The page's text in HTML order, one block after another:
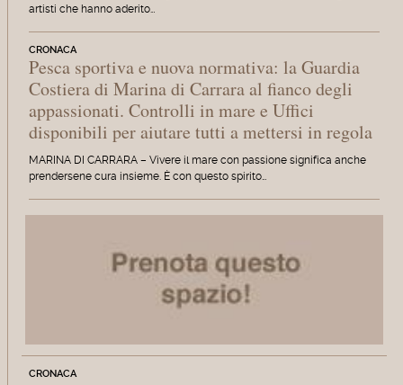
artisti che hanno aderito…
CRONACA
Pesca sportiva e nuova normativa: la Guardia
Costiera di Marina di Carrara al fianco degli
appassionati. Controlli in mare e Uffici
disponibili per aiutare tutti a mettersi in regola
MARINA DI CARRARA – Vivere il mare con passione significa anche
prendersene cura insieme. È con questo spirito…
CRONACA